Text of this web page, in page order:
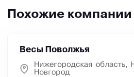
Похожие компании
Весы Поволжья
Нижегородская область,
Новгород